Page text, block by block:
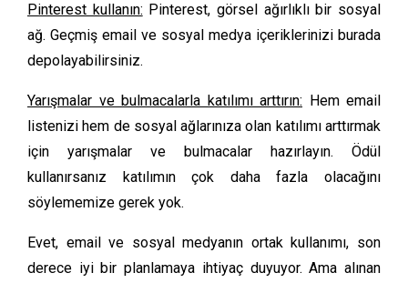
Pinterest kullanın: Pinterest, görsel ağırlıklı bir sosyal
ağ. Geçmiş email ve sosyal medya içeriklerinizi burada
depolayabilirsiniz.
Yarışmalar ve bulmacalarla katılımı arttırın: Hem email
listenizi hem de sosyal ağlarınıza olan katılımı arttırmak
için yarışmalar ve bulmacalar hazırlayın. Ödül
kullanırsanız katılımın çok daha fazla olacağını
söylememize gerek yok.
Evet, email ve sosyal medyanın ortak kullanımı, son
derece iyi bir planlamaya ihtiyaç duyuyor. Ama alınan